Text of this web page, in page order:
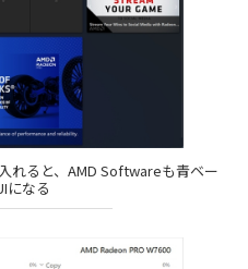
れると、AMD Softwareも青ベー
になる